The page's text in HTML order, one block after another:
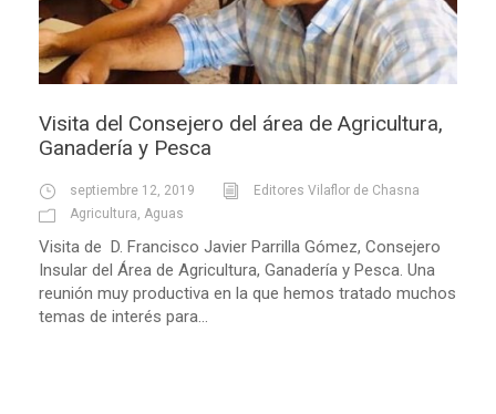
Visita del Consejero del área de Agricultura,
Ganadería y Pesca
septiembre 12, 2019
Editores Vilaflor de Chasna
Agricultura, Aguas
Visita de D. Francisco Javier Parrilla Gómez, Consejero
Insular del Área de Agricultura, Ganadería y Pesca. Una
reunión muy productiva en la que hemos tratado muchos
temas de interés para...